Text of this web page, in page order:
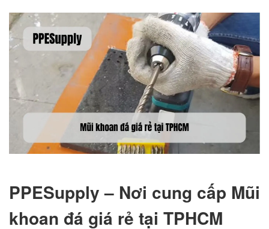
PPESupply – Nơi cung cấp Mũi
khoan đá giá rẻ tại TPHCM